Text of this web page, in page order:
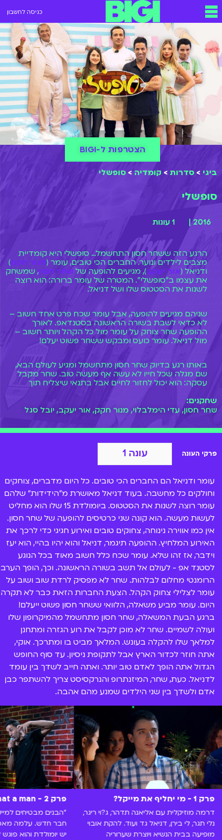
כניסה לחשבון
ביגי > סדרות > קומדיה > סופשלי
סופשלי
2016 | 1 עונות
הרגע הזה ששחר חסון התחשמל… סופשלי היא קומדיית
מצבים לילדים ונוער. החברים הכי טובים, עומר (מנור חקק)
ודניאל (אור יעקב), מגיעים להופעה של שחר חסון, שמשחק
את עצמו ב"סופשלי". המטרה של עומר ברורה: הוא רוצה
לשנות את הסטטוס שלו ושל דניאל.
שניהם מגיעים להופעה, אבל עומר שכח פרט אחד חשוב –
לא כדאי לשבת בשורה הראשונה בסטנדאפ. לאורך
ההופעה שחר צוחק על עומר מול כל הקהל ויותר חשוב –
מול דניאל. עומר כועס ומבקש ששחר פשוט יעלם!
באותו רגע בדיוק שחר חסון מתחשמל ומגיע לעולם הבא,
שם מגלה שכל חייו לא עשה אף מעשה טוב. שחר מקבל
עסקה: הוא יכול לחזור לחיים אבל בתנאי שיצליח תוך
חודשיים לשדך בין עומר לדניאל. האם שחר יצליח
במשימה?
שחר מגיע אל הגלידריה בה עובדים עומר ודניאל. את
הגלידריה מנהל אבא של דניאל, מאיר (יובל סגל) והיא
פועלת בקניון שמנהלת ניקול (עדי הימלבלוי
והתחרותית. האם הקסם של "סופשלי" יקרה בגלידריה?
שחקנים:
שחר חסון, עדי הימלבלוי, מנור חקק, אור יעקב, יובל סגל
הצטרפות ל-BIGI
פרקי העונה עונה 1
עומר ודניאל הם החברים הכי טובים. כל היום מדברים, צוחקים
וחולקים כל מחשבה. בעוד דניאל מאושרת מ"הידידות" שלהם
עומר רוצה לשנות את הסטטוס. ביומולדת 15 שלו הוא מחליט
לעשות מעשה. הוא קונה שני כרטיסים להופעה של שחר חסון.
אין כמו אווירה נינוחה, צחוקים טובים ואירוע חגיגי כדי לרכך את
האירוע המלחיץ. ההופעה תיגמר, דניאל והוא יהיו בהיי, הוא יעז
וידבר, אז זהו שלא. עומר שכח כלל חשוב מאוד בכל הנוגע
לסטנד אפ - לעולם אל תשב בשורה הראשונה. וכך, הופך הערב
הרומנטי מחלום לבלהות. שחר לא מפסיק לרדת שוב ושוב על
עומר לצלילי צחוק הקהל. הצעת החברות הזאת כבר לא תקרה
היום. עומר מביע משאלה, הלוואי ששחר חסון פשוט ייעלם!
ברגע הבעת המשאלה, שחר חסון מתחשמל מהמיקרופון שלו
ועולה לשמיים. שחר לא מוכן לקבל את רוע הגזרה ומתחנן
למלאך שלו להקלה בעונש. המלאך מביט בו ומתרכך. אוקי,
אתה חוזר לכדור הארץ אבל לתקופת ניסיון. עד סוף החופש
הגדול אתה הופך לאדם טוב יותר. ואתה חייב לשדך בין עומד
לדניאל. כעת, שחר, המיזנתרופ והנרקסיסט צריך להשתפר כבן
אדם ולשדך בין שני הילדים שמנע מהם אהבה.
פרק 1 - מי יחליף את מייקל?
דרמה מוזיקלית עם אליאנה תדהר, ג?וי ריגר,
נלי תגר, לי בירן, דניאל גד ועוד. להקת אובוי
מופיעה בבית הנשיא ויוצרת שערוריה
פרק 2 - What a man
"הבנים מבטיחים
חבר חדש. עלמה
יש יומולדת והוא